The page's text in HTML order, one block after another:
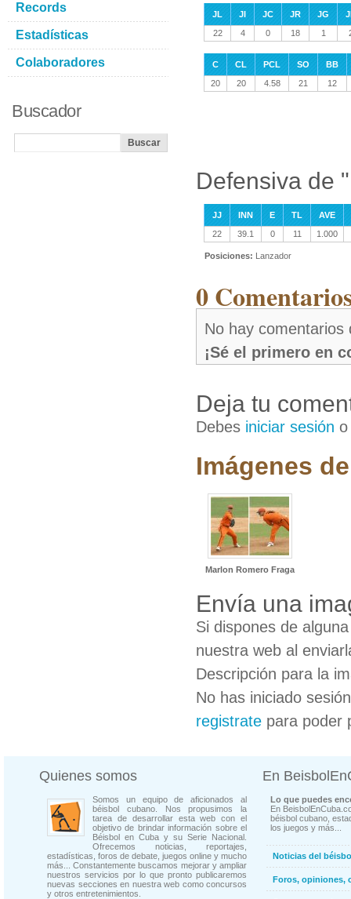
JL JI JC JR JG
22
4 0 18 1
C CL PCL SO
BB
20
20 4.58 21 12
Defensiva de
JJ INN E TL
AVE
22
39.1 0 11 1.000
Posiciones: Lanzador
0
No hay comentarios
¡Sé el primero en
Deja tu
Debes iniciar sesión
Imágenes
Marlon Romero Fraga
Envía una
Si dispones de
nuestra web al
Descripción para la
No has iniciado
registrate para poder
Records
Estadísticas
Colaboradores
Buscador
Quienes somos
Somos un equipo de aficionados al
béisbol cubano. Nos propusimos la
tarea de desarrollar esta web con el
objetivo de brindar información sobre el
Béisbol en Cuba y su Serie Nacional.
Ofrecemos noticias, reportajes,
estadísticas, foros de debate, juegos online y mucho
más... Constantemente buscamos mejorar y ampliar
nuestros servicios por lo que pronto publicaremos
nuevas secciones en nuestra web como concursos
y otros entretenimientos.
En
Lo que puedes
En
béisbol cubano,
los juegos y más...
Noticias del
Foros, opiniones,